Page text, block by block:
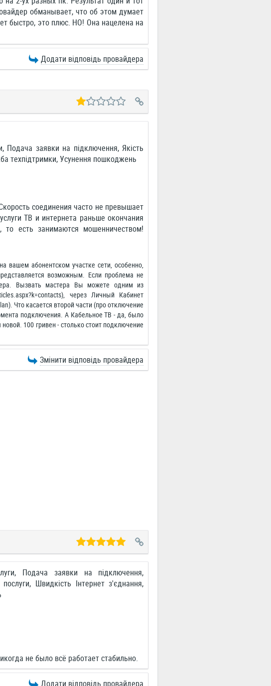
обманывает, что об этом думает
быстро, это плюс. НО! Она нацелена на
Додати відповідь провайдера
Подача заявки на підключення, Якість
техпідтримки, Усунення пошкоджень
соединения часто не превышает
ТВ и интернета раньше окончания
есть занимаются мошенничеством!
вашем абонентском участке сети, особенно,
возможным. Если проблема не
Вызвать мастера Вы можете одним из
через Личный Кабинет
Что касается второй части (про отключение
подключения. А Кабельное ТВ - да, было
100 гривен - столько стоит подключение
Змінити відповідь провайдера
Подача заявки на підключення,
Швидкість Інтернет з'єднання,
не было всё работает стабильно.
Додати відповідь провайдера